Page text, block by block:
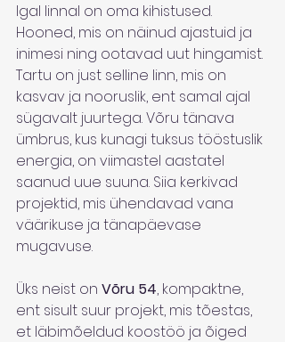
Igal linnal on oma kihistused.
Hooned, mis on näinud ajastuid ja
inimesi ning ootavad uut hingamist.
Tartu on just selline linn, mis on
kasvav ja nooruslik, ent samal ajal
sügavalt juurtega. Võru tänava
ümbrus, kus kunagi tuksus tööstuslik
energia, on viimastel aastatel
saanud uue suuna. Siia kerkivad
projektid, mis ühendavad vana
väärikuse ja tänapäevase
mugavuse.
Üks neist on Võru 54, kompaktne,
ent sisult suur projekt, mis tõestas,
et läbimõeldud koostöö ja õiged